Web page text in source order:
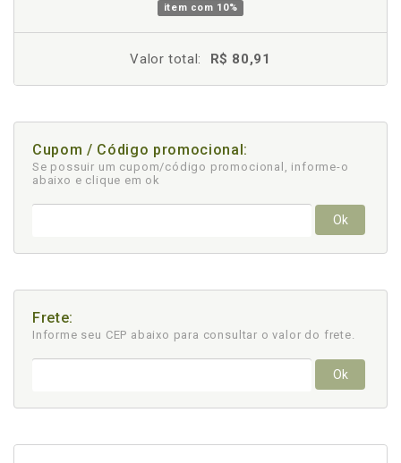
item com 10%
Valor total: R$ 80,91
Cupom / Código promocional:
Se possuir um cupom/código promocional, informe-o
abaixo e clique em ok
Ok
Frete:
Informe seu CEP abaixo para consultar o valor do frete.
Ok